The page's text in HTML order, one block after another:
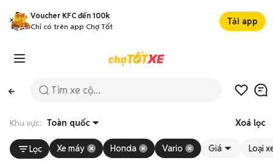
Voucher KFC đến 100k
Chỉ có trên app Chợ Tốt
Tải app
Khu vực: Toàn quốc Xoá lọc
Lọc Xe máy Honda Vario Giá Loại